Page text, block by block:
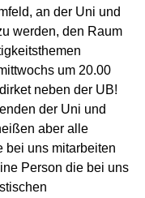
an der Uni und
werden, den Raum
um 20.00
neben der UB!
der Uni und
aber alle
bei uns mitarbeiten
Person die bei uns